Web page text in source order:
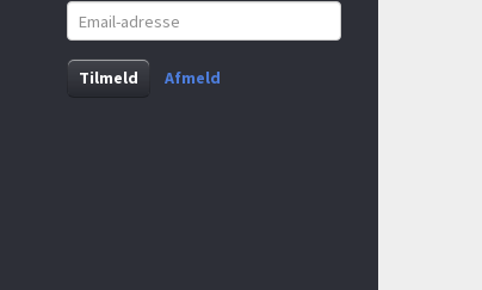
Email-
adresse
Tilmeld
Afmeld